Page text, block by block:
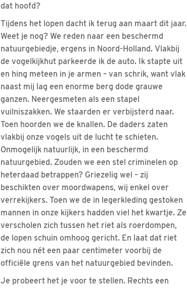
dat hoofd?
Tijdens het lopen dacht ik terug aan maart dit jaar.
Weet je nog? We reden naar een beschermd
natuurgebiedje, ergens in Noord-Holland. Vlakbij
de vogelkijkhut parkeerde ik de auto. Ik stapte uit
en hing meteen in je armen – van schrik, want vlak
naast mij lag een enorme berg dode grauwe
ganzen. Neergesmeten als een stapel
vuilniszakken. We staarden er verbijsterd naar.
Toen hoorden we de knallen. De daders zaten
vlakbij onze vogels uit de lucht te schieten.
Onmogelijk natuurlijk, in een beschermd
natuurgebied. Zouden we een stel criminelen op
heterdaad betrappen? Griezelig wel – zij
beschikten over moordwapens, wij enkel over
verrekijkers. Toen we de in legerkleding gestoken
mannen in onze kijkers hadden viel het kwartje. Ze
verscholen zich tussen het riet als roerdompen,
de lopen schuin omhoog gericht. En laat dat riet
zich nou nét een paar centimeter voorbij de
officiële grens van het natuurgebied bevinden.
Je probeert het je voor te stellen. Rechts een